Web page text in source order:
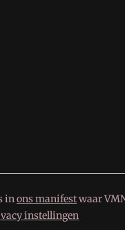
inons manifestwaar
instellingen